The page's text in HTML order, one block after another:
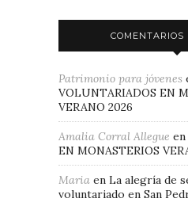
COMENTARIOS
Patrimonio para jóvenes
VOLUNTARIADOS EN
VERANO 2026
Amalia Corral Allegue en
EN MONASTERIOS
Maria en La alegría de
voluntariado en San